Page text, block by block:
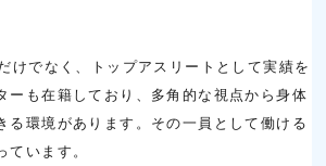
けでなく、トップアスリートとして実績を
ーも在籍しており、多角的な視点から身体
る環境があります。その一員として働ける
ています。